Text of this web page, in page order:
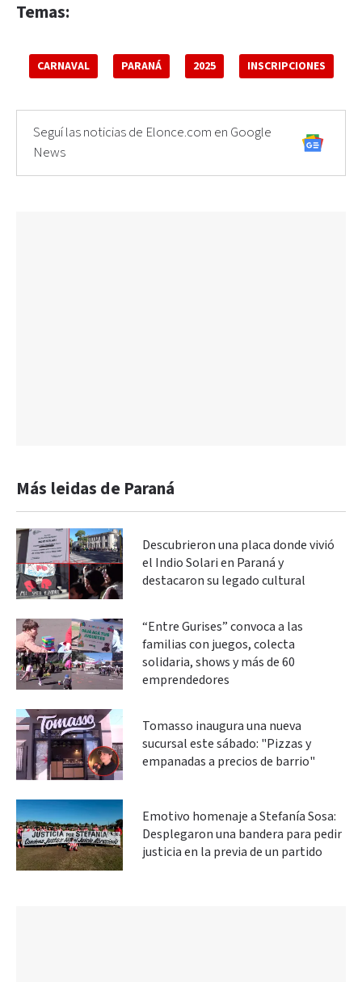
Temas:
CARNAVAL PARANÁ 2025 INSCRIPCIONES
Seguí las noticias de Elonce.com en Google
News
Más leidas de Paraná
Descubrieron una placa donde vivió
el Indio Solari en Paraná y
destacaron su legado cultural
“Entre Gurises” convoca a las
familias con juegos, colecta
solidaria, shows y más de 60
emprendedores
Tomasso inaugura una nueva
sucursal este sábado: "Pizzas y
empanadas a precios de barrio"
Emotivo homenaje a Stefanía Sosa:
Desplegaron una bandera para pedir
justicia en la previa de un partido